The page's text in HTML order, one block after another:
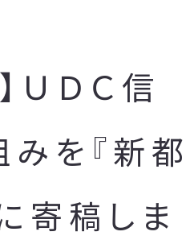
ＵＤＣ信
を『新都
寄稿しま